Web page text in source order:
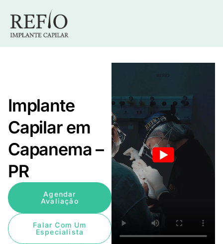
Implante
Capilar em
Capanema –
PR
Agendar
Avaliação
Falar Com Um
Especialista